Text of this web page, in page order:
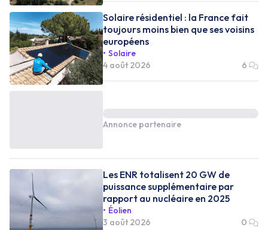
Solaire résidentiel : la France fait
toujours moins bien que ses voisins
européens
Solaire
4 août 2026
6
Annonce partenaire
Les ENR totalisent 20 GW de
puissance supplémentaire par
rapport au nucléaire en 2025
Éolien
3 août 2026
0